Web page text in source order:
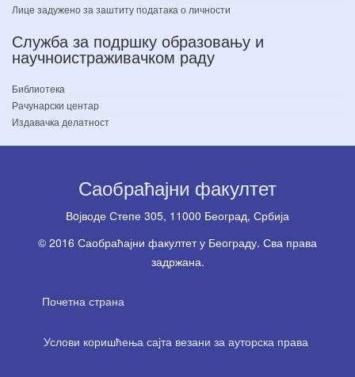
Лице задужено за заштиту података о личности
Служба за подршку образовању и
научноистраживачком раду
Библиотека
Рачунарски центар
Издавачка делатност
Саобраћајни факултет
Вoјводе Степе 305, 11000 Београд, Србија
© 2016 Саобраћајни факултет у Београду. Сва права
задржана.
Почетна страна
Услови коришћења сајта везани за ауторска права